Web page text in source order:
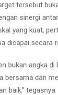
tersebut
sinergi
yang kuat,
dicapai secara
bukan angka
bersama dan
baik,” tegasnya.